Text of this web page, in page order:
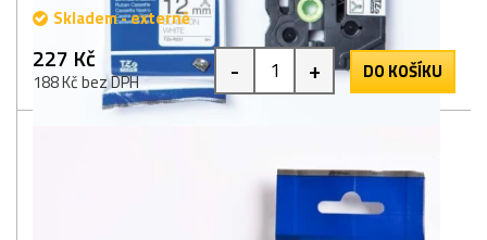
Skladem - externě
227 Kč
188 Kč bez DPH - + DO KOŠÍKU